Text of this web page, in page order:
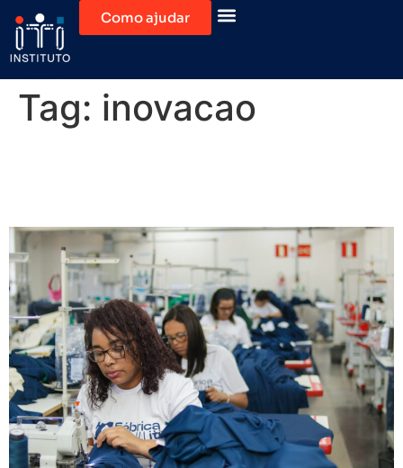
Como ajudar
Tag: inovacao